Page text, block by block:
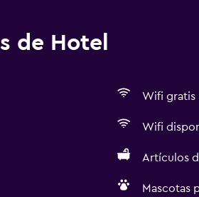
de Hotel
Wifi gratis
Wifi
Artículos
Mascotas